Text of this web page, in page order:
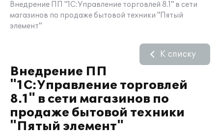
Внедрение ПП "1С:Управление торговлей 8.1" в сети
магазинов по продаже бытовой техники "Пятый
элемент"
Внедрение ПП
"1С:Управление торговлей
8.1" в сети магазинов по
продаже бытовой техники
"Пятый элемент"
К списку